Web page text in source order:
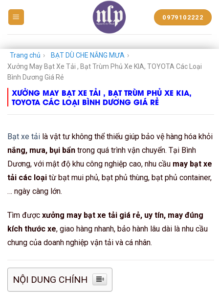
NHỰA
PHÁT
0979102222
Trang chủ › BẠT DÙ CHE NẮNG MƯA ›
Xưởng May Bạt Xe Tải , Bạt Trùm Phủ Xe KIA, TOYOTA Các Loại
Bình Dương Giá Rẻ
XƯỞNG MAY BẠT XE TẢI , BẠT TRÙM PHỦ XE KIA,
TOYOTA CÁC LOẠI BÌNH DƯƠNG GIÁ RẺ
Bạt xe tải là vật tư không thể thiếu giúp bảo vệ hàng hóa khỏi
nắng, mưa, bụi bẩn trong quá trình vận chuyển. Tại Bình
Dương, với mật độ khu công nghiệp cao, nhu cầu may bạt xe
tải các loại từ bạt mui phủ, bạt phủ thùng, bạt phủ container,
… ngày càng lớn.
Tìm được xưởng may bạt xe tải giá rẻ, uy tín, may đúng
kích thước xe, giao hàng nhanh, bảo hành lâu dài là nhu cầu
chung của doanh nghiệp vận tải và cá nhân.
NỘI DUNG CHÍNH